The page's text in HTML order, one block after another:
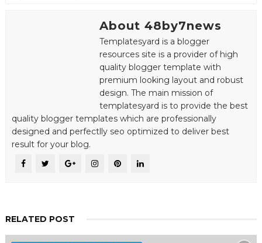
About 48by7news
Templatesyard is a blogger
resources site is a provider of high
quality blogger template with
premium looking layout and robust
design. The main mission of
templatesyard is to provide the best
quality blogger templates which are professionally
designed and perfectlly seo optimized to deliver best
result for your blog.
RELATED POST